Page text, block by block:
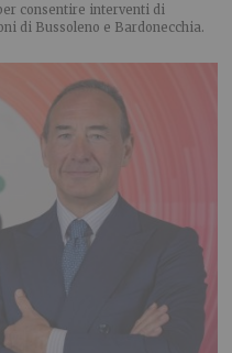
consentire interventi di
di Bussoleno e Bardonecchia.